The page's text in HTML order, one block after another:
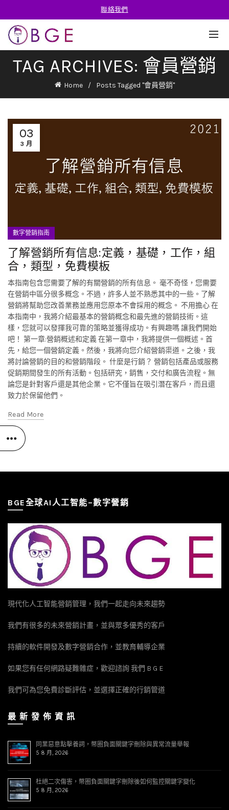
聯絡我們
TAG ARCHIVES: 會員營銷
Home Posts Tagged "會員營銷"
03
3 月
數字營銷指南
了解營銷所有信息:定義，基礎，工作，組
合，類型，免費模板
本指南包含您需要了解的有關營銷的所有信息。 毫不奇怪，您需要
在營銷中區分很多概念。不過，許多人並不熟悉其中的一些。了解
營銷將幫助您改善業務並應用您原本不會採用的概念。 不用擔心 在
本指南中，我將介紹最基本的營銷概念和最先進的營銷技術。這
樣，您就可以發揮我可靠的策略並獲得成功。有興趣嗎 讓我們開始
吧！ 第一章:營銷概述和定義 在第一章中，我將提供一個概述。首
先，給您一個營銷定義。然後，我將向您介紹營銷渠道。之後，我
將討論營銷的目的和營銷階段。 什麼是行銷？ 營銷包括產品或服務
促銷期間發生的所有活動。包括研究，銷售，交付和廣告流程。無
論您是針對客戶還是其他企業。它不僅旨在吸引潛在客戶，而且還
致力於保留他們。
Read More
BGE全球AI人工智能–數字營銷
現代化人工智能營銷管理，我們一起走向未來趨勢
我們有很多的未來營銷計畫，並與眾多優秀的客戶
持續的軟件開發及數字營銷合作，並教育輔導企業
如果您有任何網路疑難雜症，歡迎諮詢 我們 B G E
我們可為您免費診斷評估，並選擇正確的行銷管道
最 新 發 佈 資 訊
同業惡意點擊養詞，幣圈負面關鍵字刪除與異常流量舉報
5 8 月, 2026
杜絕二次傷害，幣圈負面關鍵字刪除後如何監控關鍵字變化
5 8 月, 2026